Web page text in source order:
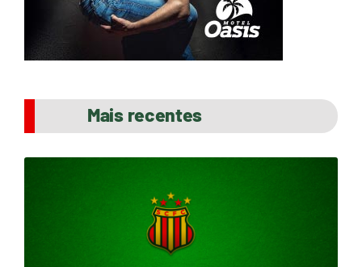
Mais recentes